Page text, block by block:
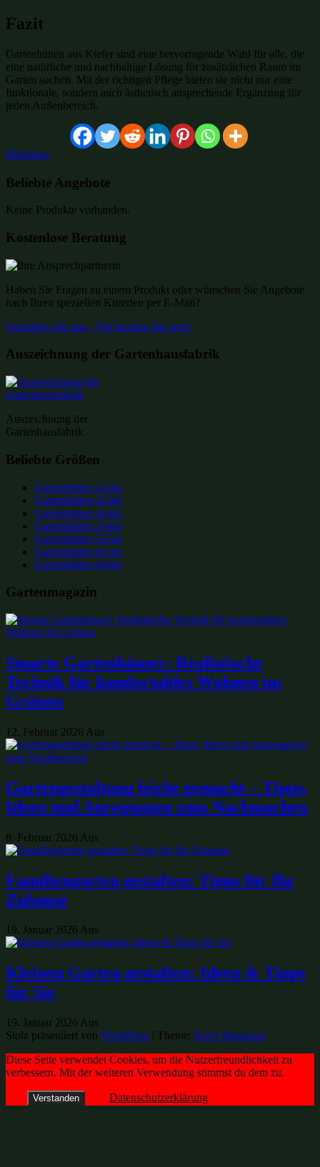
Fazit
Gartenhütten aus Kiefer sind eine hervorragende Wahl für alle, die
eine natürliche und nachhaltige Lösung für zusätzlichen Raum im
Garten suchen. Mit der richtigen Pflege bieten sie nicht nur eine
funktionale, sondern auch ästhetisch ansprechende Ergänzung für
jeden Außenbereich.
Merkliste:
Beliebte Angebote
Keine Produkte vorhanden.
Kostenlose Beratung
Haben Sie Fragen zu einem Produkt oder wünschen Sie Angebote
nach Ihren speziellen Kriterien per E-Mail?
Schreiben Sie uns - Wir beraten Sie gern!
Auszeichnung der Gartenhausfabrik
Auszeichnung der
Gartenhausfabrik
Beliebte Größen
Gartenhütten 3x3m
Gartenhütten 4x3m
Gartenhütten 4x4m
Gartenhütten 5x4m
Gartenhütten 5x5m
Gartenhütten 6x5m
Gartenhütten 6x6m
Gartenmagazin
Smarte Gartenhäuser: Realistische
Technik für komfortables Wohnen im
Grünen
12. Februar 2026 Aus
Gartengestaltung leicht gemacht – Tipps,
Ideen und Anregungen zum Nachmachen
8. Februar 2026 Aus
Familiengarten gestalten: Tipps für Ihr
Zuhause
19. Januar 2026 Aus
Kleinen Garten gestalten: Ideen & Tipps
für Sie
19. Januar 2026 Aus
Stolz präsentiert von WordPress | Theme: Envo Magazine
Diese Seite verwendet Cookies, um die Nutzerfreundlichkeit zu
verbessern. Mit der weiteren Verwendung stimmst du dem zu.
Verstanden Datenschutzerklärung